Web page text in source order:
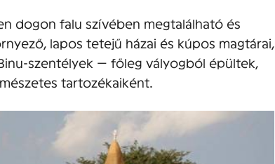
dogon falu szívében megtalálható és
lapos tetejű házai és kúpos magtárai,
szentélyek — főleg vályogból épültek,
tartozékaiként.